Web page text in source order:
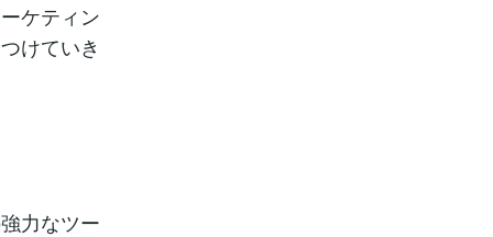
ケティン
けていき
力なツー